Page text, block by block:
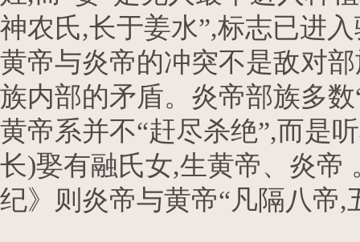
神农氏,长于姜水”,标志已进
黄帝与炎帝的冲突不是敌对
族内部的矛盾。炎帝部族多
黄帝系并不“赶尽杀绝”,而是
长)娶有融氏女,生黄帝、炎帝
纪》则炎帝与黄帝“凡隔八帝,